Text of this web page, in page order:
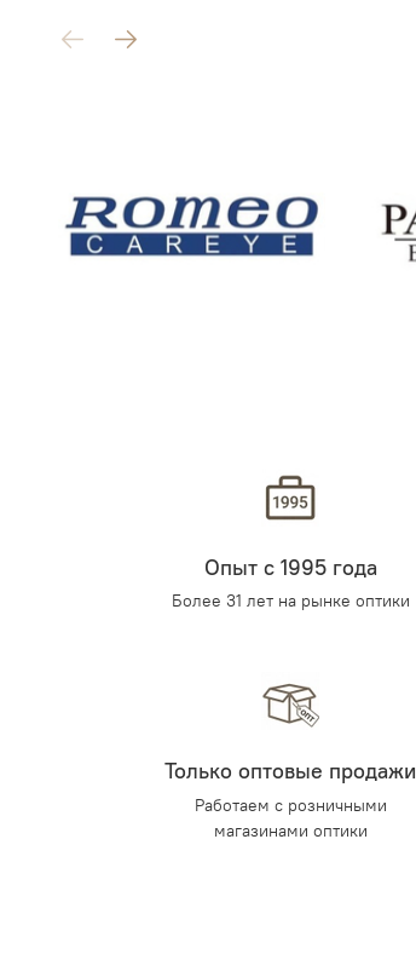
Опыт с 1995 года
Более 31 лет на рынке оптики
Только оптовые продажи
Работаем с розничными
магазинами оптики